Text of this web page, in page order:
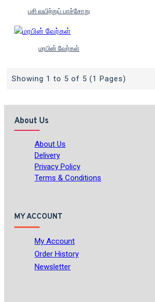
பசி வயிற்றுப் பாச்சோறு
மரபின் வேர்கள்
Showing 1 to 5 of 5 (1 Pages)
About Us
About Us
Delivery
Privacy Policy
Terms & Conditions
MY ACCOUNT
My Account
Order History
Newsletter